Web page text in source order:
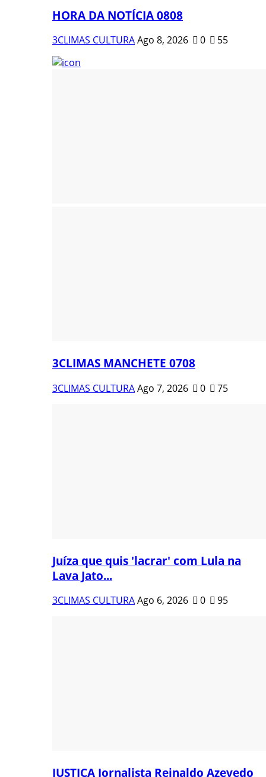
HORA DA NOTÍCIA 0808
3CLIMAS CULTURAAgo 8, 2026 0 55
3CLIMAS MANCHETE 0708
3CLIMAS CULTURAAgo 7, 2026 0 75
Juíza que quis 'lacrar' com Lula na
Lava Jato...
3CLIMAS CULTURAAgo 6, 2026 0 95
JUSTIÇA Jornalista Reinaldo Azevedo